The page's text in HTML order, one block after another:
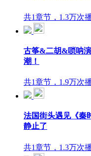
共1章节，1.3万次
古筝&二胡&唢呐
潮！
共1章节，1.9万次
法国街头遇见《秦
静止了
共1章节，1.3万次